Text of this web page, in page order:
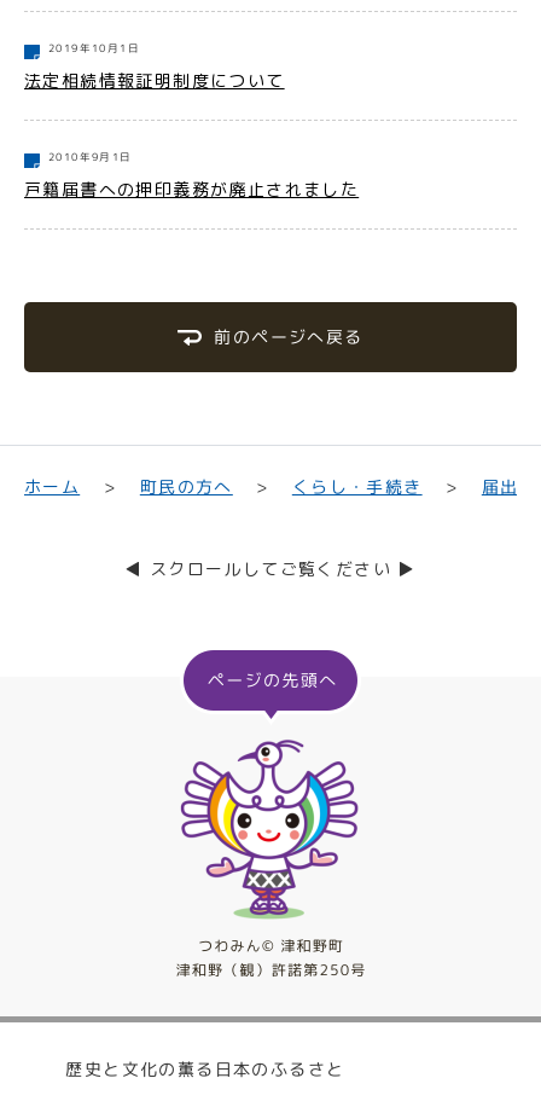
2019年10月1日
法定相続情報証明制度について
2010年9月1日
戸籍届書への押印義務が廃止されました
前のページへ戻る
ホーム 町民の方へ くらし・手続き 届出
◀ スクロールしてご覧ください ▶
歴史と文化の薫る日本のふるさと